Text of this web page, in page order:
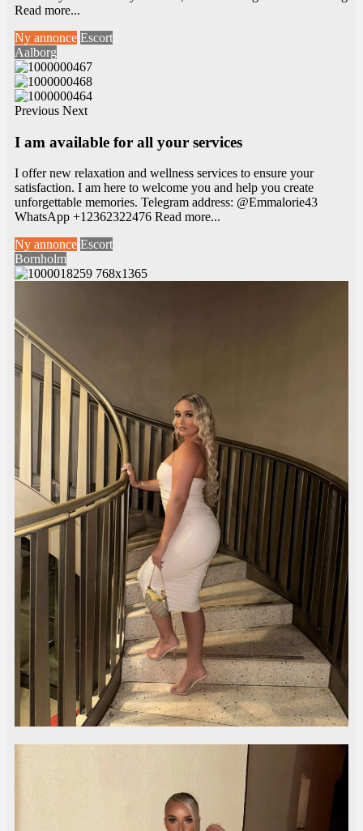
Read more...
Ny annonce Escort
Aalborg
Previous Next
I am available for all your services
I offer new relaxation and wellness services to ensure your
satisfaction. I am here to welcome you and help you create
unforgettable memories. Telegram address: @Emmalorie43
WhatsApp +12362322476 Read more...
Ny annonce Escort
Bornholm